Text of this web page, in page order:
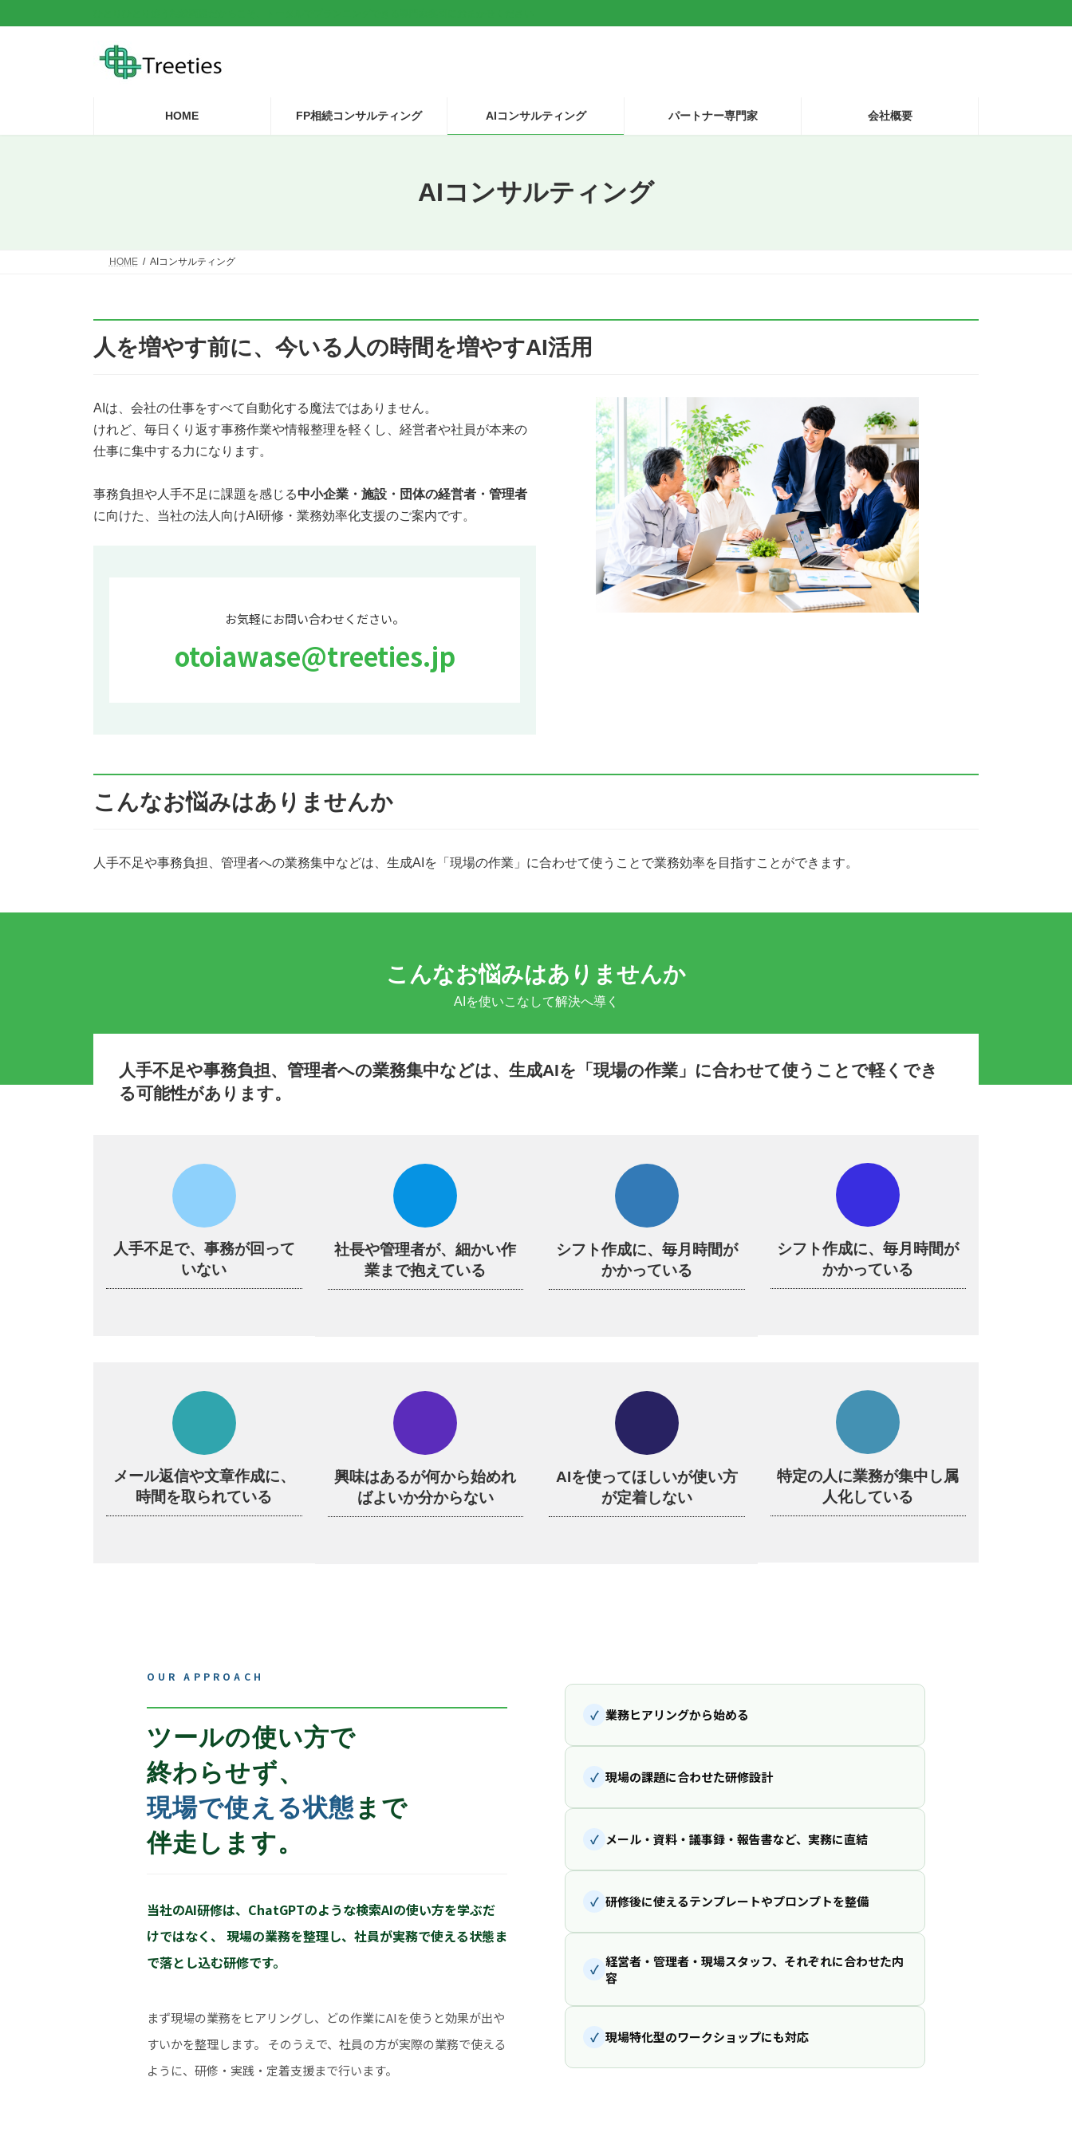
ン
ビ
HOME FP相続コンサルティング AIコンサルティング パートナー専門家 会社概要
AIコンサルティング
HOME AIコンサルティング
人を増やす前に、今いる人の時間を増やすAI活用
AIは、会社の仕事をすべて自動化する魔法ではありません。
けれど、毎日くり返す事務作業や情報整理を軽くし、経営者や社員が本来の
仕事に集中する力になります。
事務負担や人手不足に課題を感じる中小企業・施設・団体の経営者・管理者
に向けた、当社の法人向けAI研修・業務効率化支援のご案内です。
お気軽にお問い合わせください。
otoiawase@treeties.jp
こんなお悩みはありませんか
人手不足や事務負担、管理者への業務集中などは、生成AIを「現場の作業」に合わせて使うことで業務効率を目指すことができます。
こんなお悩みはありませんか
AIを使いこなして解決へ導く
人手不足や事務負担、管理者への業務集中などは、生成AIを「現場の作業」に合わせて使うことで軽くでき
る可能性があります。
人手不足で、事務が回って
いない
社長や管理者が、細かい作
業まで抱えている
シフト作成に、毎月時間が
かかっている
シフト作成に、毎月時間が
かかっている
メール返信や文章作成に、
時間を取られている
興味はあるが何から始めれ
ばよいか分からない
AIを使ってほしいが使い方
が定着しない
特定の人に業務が集中し属
人化している
OUR APPROACH
ツールの使い方で
終わらせず、
現場で使える状態 まで
伴走します。
当社のAI研修は、ChatGPTのような検索AIの使い方を学ぶだ
けではなく、 現場の業務を整理し、社員が実務で使える状態ま
で落とし込む研修です。
まず現場の業務をヒアリングし、どの作業にAIを使うと効果が出や
すいかを整理します。 そのうえで、社員の方が実際の業務で使える
ように、研修・実践・定着支援まで行います。
✓ 業務ヒアリングから始める
✓ 現場の課題に合わせた研修設計
✓ メール・資料・議事録・報告書など、実務に直結
✓ 研修後に使えるテンプレートやプロンプトを整備
✓ 経営者・管理者・現場スタッフ、それぞれに合わせた内
容
✓ 現場特化型のワークショップにも対応